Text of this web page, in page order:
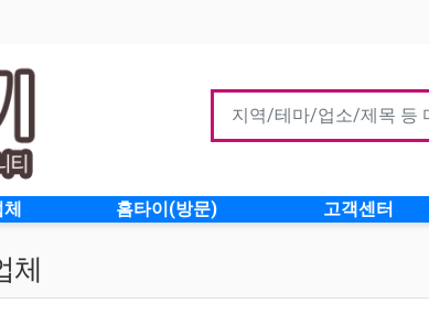
체 홈타이(방문) 고객센터
체